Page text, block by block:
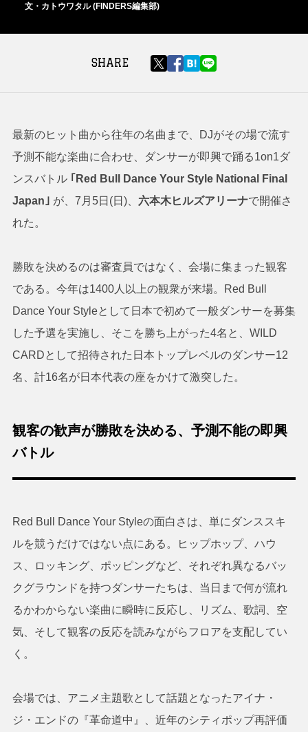
文・カトウワタル (FINDERS編集部)
SHARE
最新のヒット曲から往年の名曲まで、DJがその場で流す
予測不能な楽曲に合わせ、ダンサーが即興で踊る1on1ダ
ンスバトル ｢Red Bull Dance Your Style National Final
Japan｣ が、7月5日(日)、 六本木ヒルズアリーナで開催さ
れた。
勝敗を決めるのは審査員ではなく、会場に集まった観客
である。今年は1400人以上の観衆が来場。Red Bull
Dance Your Styleとして日本で初めて一般ダンサーを募集
した予選を実施し、そこを勝ち上がった4名と、WILD
CARDとして招待された日本トップレベルのダンサー12
名、計16名が日本代表の座をかけて激突した。
観客の歓声が勝敗を決める、予測不能の即興
バトル
Red Bull Dance Your Styleの面白さは、単にダンススキ
ルを競うだけではない点にある。ヒップホップ、ハウ
ス、ロッキング、ポッピングなど、それぞれ異なるバッ
クグラウンドを持つダンサーたちは、当日まで何が流れ
るかわからない楽曲に瞬時に反応し、リズム、歌詞、空
気、そして観客の反応を読みながらフロアを支配してい
く。
会場では、アニメ主題歌として話題となったアイナ・
ジ・エンドの『革命道中』、近年のシティポップ再評価